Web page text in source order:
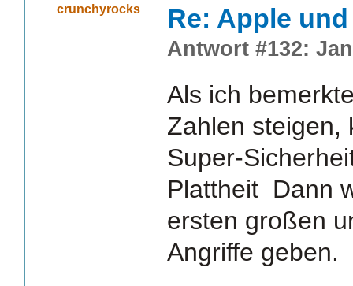
crunchyrocks Re: Apple
Antwort #132:
Als ich
Zahlen steigen,
Super-
Plattheit Dann
ersten großen
Angriffe geben.